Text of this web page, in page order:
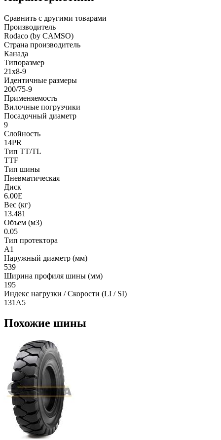
Сравнить с другими товарами
Производитель
Rodaco (by CAMSO)
Страна производитель
Канада
Типоразмер
21x8-9
Идентичные размеры
200/75-9
Применяемость
Вилочные погрузчики
Посадочный диаметр
9
Слойность
14PR
Тип TT/TL
TTF
Тип шины
Пневматическая
Диск
6.00E
Вес (кг)
13.481
Объем (м3)
0.05
Тип протектора
A1
Наружный диаметр (мм)
539
Ширина профиля шины (мм)
195
Индекс нагрузки / Скорости (LI / SI)
131A5
Похожие шины